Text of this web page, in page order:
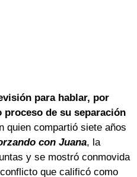
para hablar, por
de su separación
quien compartió siete años
con Juana, la
y se mostró conmovida
que calificó como